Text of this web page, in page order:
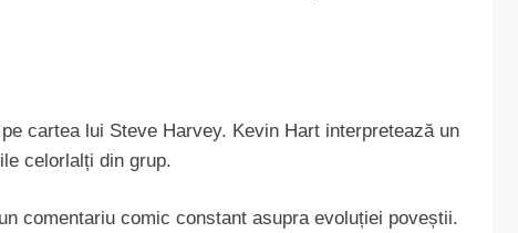
cartea lui Steve Harvey. Kevin Hart interpretează un
celorlalți din grup.
comentariu comic constant asupra evoluției poveștii.